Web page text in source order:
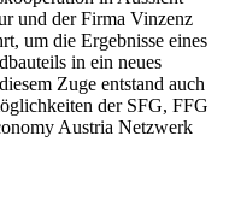
und der Firma Vinzenz
um die Ergebnisse eines
in ein neues
Zuge entstand auch
der SFG, FFG
Austria Netzwerk